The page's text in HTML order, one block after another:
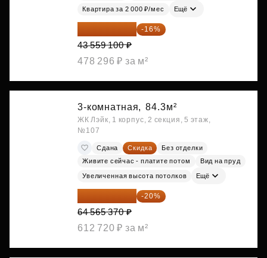
Квартира за 2 000 ₽/мес Ещё
36 589 644 ₽ -16%
43 559 100 ₽
478 296 ₽ за м²
3-комнатная, 84.3м²
ЖК Лэйк, 1 корпус, 2 секция, 5 этаж,
№107
Сдана Скидка
Без отделки
Живите сейчас - платите потом
Вид на пруд
Увеличенная высота потолков Ещё
51 652 296 ₽ -20%
64 565 370 ₽
612 720 ₽ за м²